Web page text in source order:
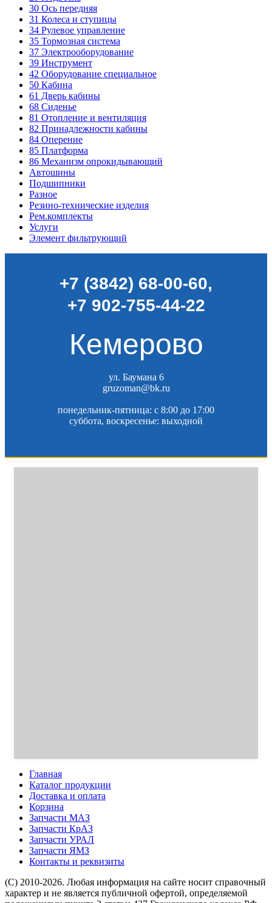
30 Ось передняя
31 Колеса и ступицы
34 Рулевое управление
35 Тормозная система
37 Электрооборудование
39 Инструмент
42 Оборудование специальное
50 Кабина
61 Дверь кабины
68 Сиденье
81 Отопление и вентиляция
82 Принадлежности кабины
84 Оперение
85 Платформа
86 Механизм опрокидывающий
Автошины
Подшипники
Разное
Резино-технические изделия
Рем.комплекты
Услуги
Элемент фильтрующий
+7 (3842) 68-00-60,
+7 902-755-44-22
Кемерово
ул. Баумана 6
gruzoman@bk.ru
понедельник-пятница: c 8:00 до 17:00
суббота, воскресенье: выходной
Главная
Каталог продукции
Доставка и оплата
Корзина
Запчасти МАЗ
Запчасти КрАЗ
Запчасти УРАЛ
Запчасти ЯМЗ
Контакты и реквизиты
(C) 2010-2026. Любая информация на сайте носит справочный
характер и не является публичной офертой, определяемой